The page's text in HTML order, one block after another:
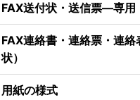
FAX送付状・送信票―専用
FAX連絡書・連絡票・連
状）
用紙の様式